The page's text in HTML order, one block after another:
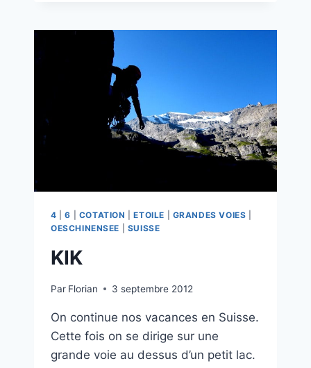
4 |6 COTATION |ETOILE GRANDES VOIES
OESCHINENSEE
SUISSE
KIK
Par Florian 3 septembre 2012
On continue nos vacances en Suisse.
Cette fois on se dirige sur une
grande voie au dessus d’un petit lac.